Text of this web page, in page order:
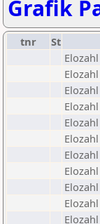
Grafik
tnr St